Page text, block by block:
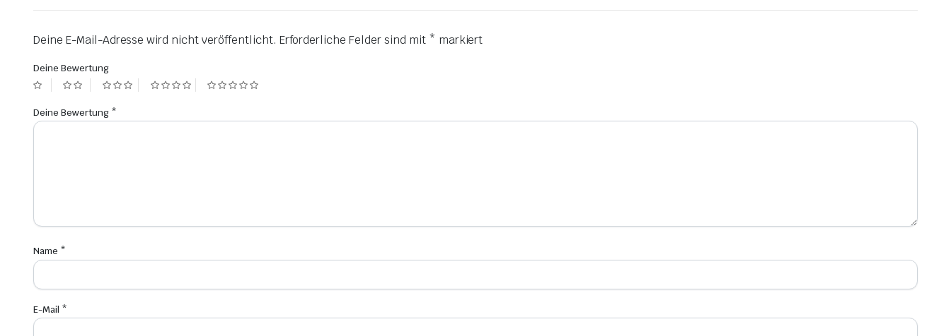
Deine E-Mail-Adresse wird nicht veröffentlicht. Erforderliche Felder sind mit * markiert
Deine Bewertung
Deine Bewertung *
Name *
E-Mail *